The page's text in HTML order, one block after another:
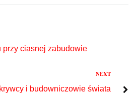
przy ciasnej zabudowie
NEXT
i budowniczowie świata